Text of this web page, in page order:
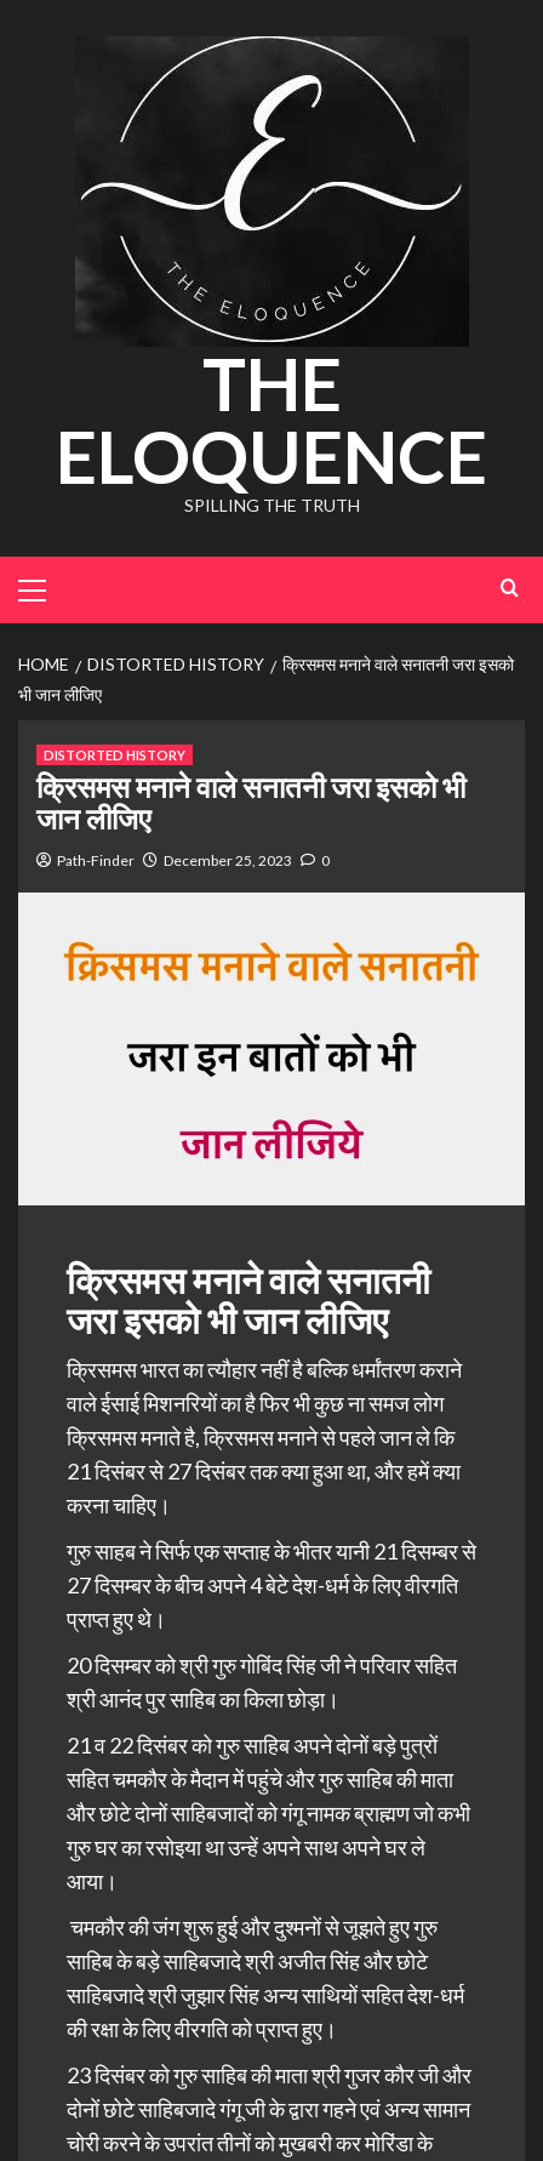
THE
ELOQUENCE
SPILLING THE TRUTH
HOME DISTORTED HISTORY
क्रिसमस मनाने वाले सनातनी जरा इसको
भी जान लीजिए
DISTORTED HISTORY
क्रिसमस मनाने वाले सनातनी जरा इसको भी
जान लीजिए
Path-Finder December 25, 2023 0
क्रिसमस मनाने वाले सनातनी
जरा इसको भी जान लीजिए
क्रिसमस भारत का त्यौहार नहीं है बल्कि धर्मांतरण कराने
वाले ईसाई मिशनरियों का है फिर भी कुछ ना समज लोग
क्रिसमस मनाते है, क्रिसमस मनाने से पहले जान ले कि
21 दिसंबर से 27 दिसंबर तक क्या हुआ था, और हमें क्या
करना चाहिए।
गुरु साहब ने सिर्फ एक सप्ताह के भीतर यानी 21 दिसम्बर से
27 दिसम्बर के बीच अपने 4 बेटे देश-धर्म के लिए वीरगति
प्राप्त हुए थे।
20 दिसम्बर को श्री गुरु गोबिंद सिंह जी ने परिवार सहित
श्री आनंद पुर साहिब का किला छोड़ा।
21 व 22 दिसंबर को गुरु साहिब अपने दोनों बड़े पुत्रों
सहित चमकौर के मैदान में पहुंचे और गुरु साहिब की माता
और छोटे दोनों साहिबजादों को गंगू नामक ब्राह्मण जो कभी
गुरु घर का रसोइया था उन्हें अपने साथ अपने घर ले
आया।
चमकौर की जंग शुरू हुई और दुश्मनों से जूझते हुए गुरु
साहिब के बड़े साहिबजादे श्री अजीत सिंह और छोटे
साहिबजादे श्री जुझार सिंह अन्य साथियों सहित देश-धर्म
की रक्षा के लिए वीरगति को प्राप्त हुए।
23 दिसंबर को गुरु साहिब की माता श्री गुजर कौर जी और
दोनों छोटे साहिबजादे गंगू जी के द्वारा गहने एवं अन्य सामान
चोरी करने के उपरांत तीनों को मुखबरी कर मोरिंडा के